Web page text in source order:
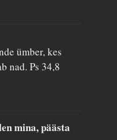
ümber, kes
nad.Ps 34,8
mina, päästa